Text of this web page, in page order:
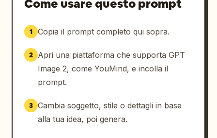
Come usare questo prompt
1 Copia il prompt completo qui sopra.
2
Apri una piattaforma che supporta GPT
Image 2, come YouMind, e incolla il
prompt.
3 Cambia soggetto, stile o dettagli in base
alla tua idea, poi genera.